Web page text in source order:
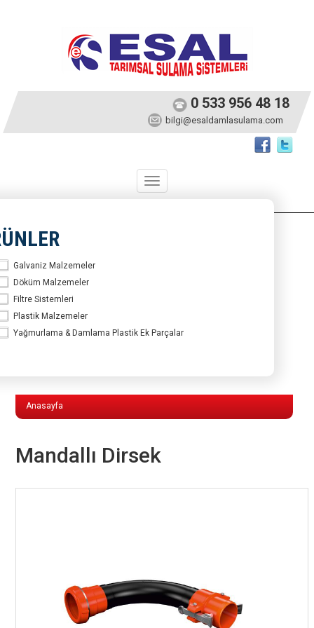
0 533 956 48 18
bilgi@esaldamlasulama.com
Toggle
navigation
Galvaniz Malzemeler
Döküm Malzemeler
Filtre Sistemleri
Plastik Malzemeler
Yağmurlama & Damlama Plastik Ek Parçalar
Anasayfa
Mandallı Dirsek